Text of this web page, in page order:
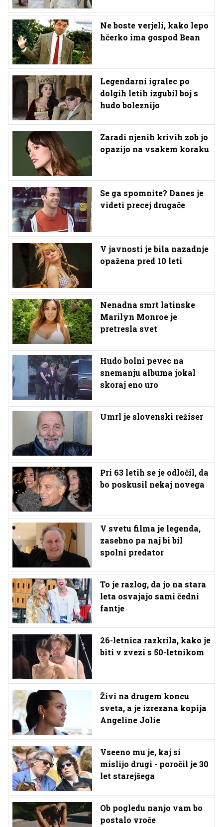
Ne boste verjeli, kako lepo
hčerko ima gospod Bean
Legendarni igralec po
dolgih letih izgubil boj s
hudo boleznijo
Zaradi njenih krivih zob jo
opazijo na vsakem koraku
Se ga spomnite? Danes je
videti precej drugače
V javnosti je bila nazadnje
opažena pred 10 leti
Nenadna smrt latinske
Marilyn Monroe je
pretresla svet
Hudo bolni pevec na
snemanju albuma jokal
skoraj eno uro
Umrl je slovenski režiser
Pri 63 letih se je odločil, da
bo poskusil nekaj novega
V svetu filma je legenda,
zasebno pa naj bi bil
spolni predator
To je razlog, da jo na stara
leta osvajajo sami čedni
fantje
26-letnica razkrila, kako je
biti v zvezi s 50-letnikom
Živi na drugem koncu
sveta, a je izrezana kopija
Angeline Jolie
Vseeno mu je, kaj si
mislijo drugi - poročil je 30
let starejšega
Ob pogledu nanjo vam bo
postalo vroče